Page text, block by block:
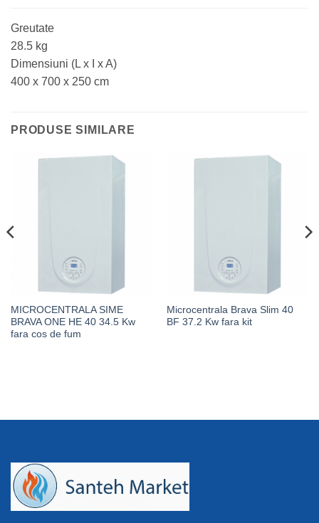
Greutate
28.5 kg
Dimensiuni (L x I x A)
400 x 700 x 250 cm
PRODUSE SIMILARE
MICROCENTRALA SIME
BRAVA ONE HE 40 34.5 Kw
fara cos de fum
Microcentrala Brava Slim 40
BF 37.2 Kw fara kit